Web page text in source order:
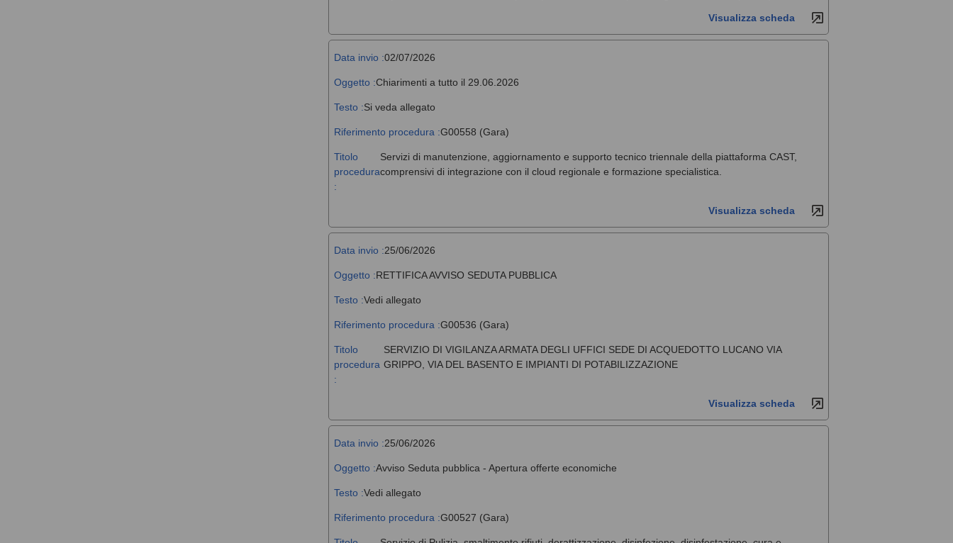
Visualizza scheda
Data invio :02/07/2026
Oggetto :Chiarimenti a tutto il 29.06.2026
Testo :Si veda allegato
Riferimento procedura :G00558 (Gara)
Titolo
procedura
:
Servizi di manutenzione, aggiornamento e supporto tecnico triennale della piattaforma CAST,
comprensivi di integrazione con il cloud regionale e formazione specialistica.
Visualizza scheda
Data invio :25/06/2026
Oggetto :RETTIFICA AVVISO SEDUTA PUBBLICA
Testo :Vedi allegato
Riferimento procedura :G00536 (Gara)
Titolo
procedura
:
SERVIZIO DI VIGILANZA ARMATA DEGLI UFFICI SEDE DI ACQUEDOTTO LUCANO VIA
GRIPPO, VIA DEL BASENTO E IMPIANTI DI POTABILIZZAZIONE
Visualizza scheda
Data invio :25/06/2026
Oggetto :Avviso Seduta pubblica - Apertura offerte economiche
Testo :Vedi allegato
Riferimento procedura :G00527 (Gara)